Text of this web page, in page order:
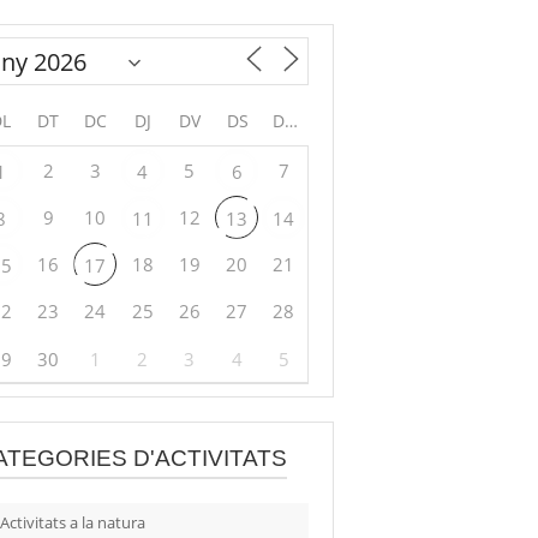
DT DC DJ DV DS DG
2 3 4 5 6 7
9 10 11 12 13
14
16 17 18 19 20
21
23 24 25 26 27
28
30 1 2 3 4 5
D'ACTIVITATS
Activitats a la natura